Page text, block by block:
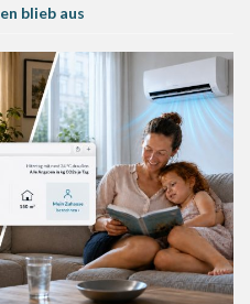
blieb aus